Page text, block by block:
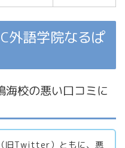
外語学院なるぱ
海校の悪い口コミに
旧Twitter）ともに、悪